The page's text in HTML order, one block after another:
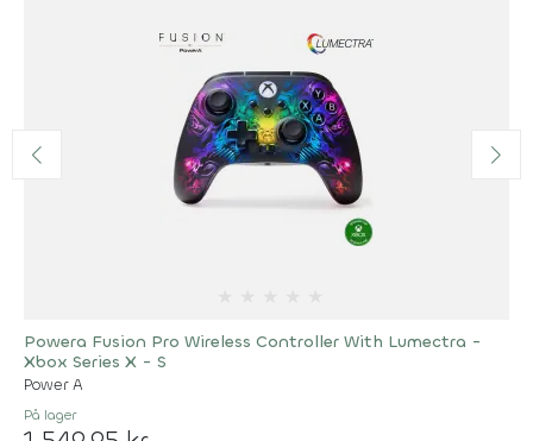
Powera Fusion Pro Wireless Controller With Lumectra -
Xbox Series X - S
Power A
På lager